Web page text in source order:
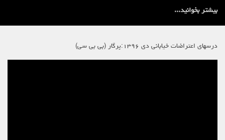
بیشتر بخوانید...
درسهای اعتراضات خیابانی دی ۱۳۹۶:پرگار (بی بی سی)